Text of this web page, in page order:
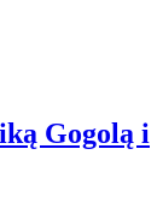
Gogolą i